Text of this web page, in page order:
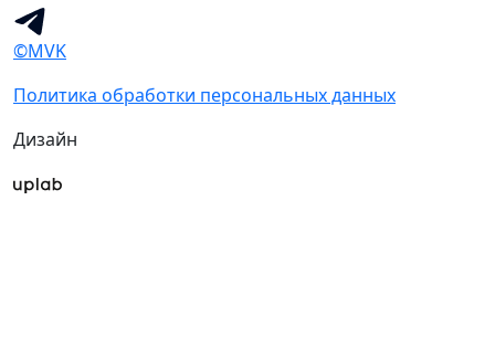
©MVK
Политика обработки персональных данных
Дизайн